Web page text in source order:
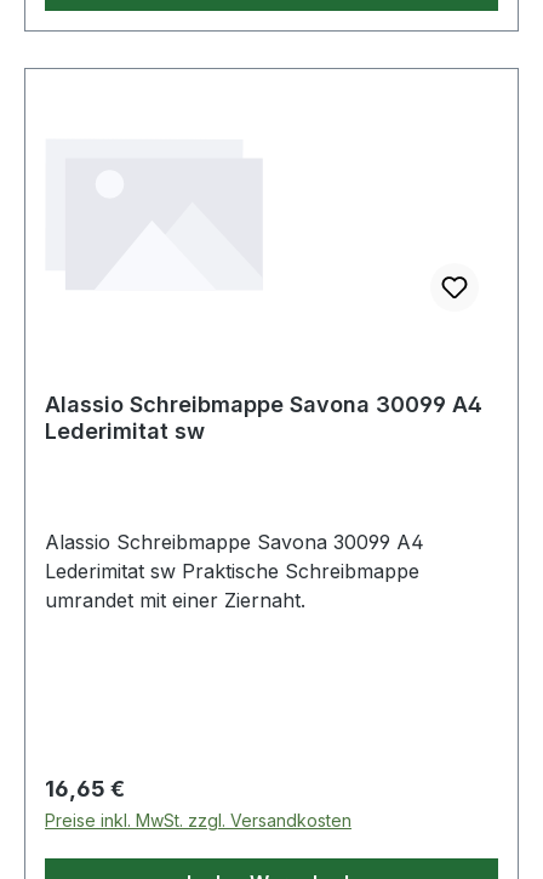
Alassio Schreibmappe Savona 30099 A4
Lederimitat sw
Alassio Schreibmappe Savona 30099 A4
Lederimitat sw Praktische Schreibmappe
umrandet mit einer Ziernaht.
Regulärer Preis:
16,65 €
Preise inkl. MwSt. zzgl. Versandkosten